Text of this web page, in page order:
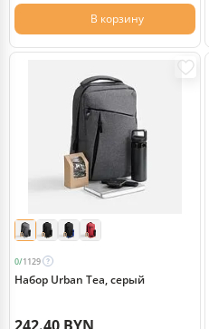
В корзину
0/1129
Набор Urban Tea, серый